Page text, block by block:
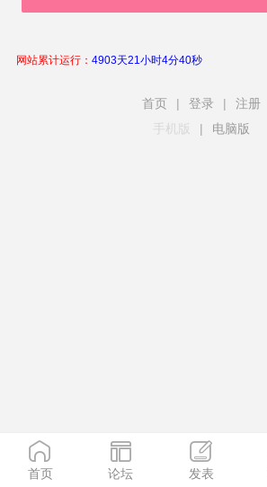
网站累计运行： 4903天21小时4分41秒
首页 | 登录 |
注册
手机版
| 电脑版
首页 论坛 发表